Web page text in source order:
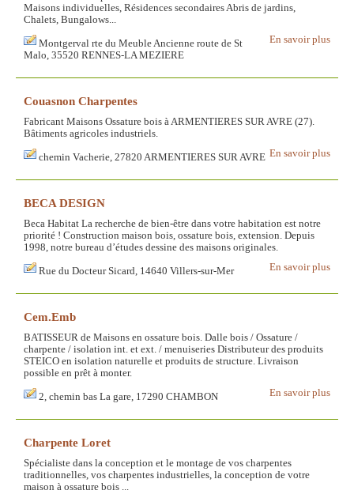
Maisons individuelles, Résidences secondaires Abris de jardins,
Chalets, Bungalows...
En savoir plus
Montgerval rte du Meuble Ancienne route de St
Malo, 35520 RENNES-LA MEZIERE
Couasnon Charpentes
Fabricant Maisons Ossature bois à ARMENTIERES SUR AVRE (27).
Bâtiments agricoles industriels.
En savoir plus
chemin Vacherie, 27820 ARMENTIERES SUR AVRE
BECA DESIGN
Beca Habitat La recherche de bien-être dans votre habitation est notre
priorité ! Construction maison bois, ossature bois, extension. Depuis
1998, notre bureau d’études dessine des maisons originales.
En savoir plus
Rue du Docteur Sicard, 14640 Villers-sur-Mer
Cem.Emb
BATISSEUR de Maisons en ossature bois. Dalle bois / Ossature /
charpente / isolation int. et ext. / menuiseries Distributeur des produits
STEICO en isolation naturelle et produits de structure. Livraison
possible en prêt à monter.
En savoir plus
2, chemin bas La gare, 17290 CHAMBON
Charpente Loret
Spécialiste dans la conception et le montage de vos charpentes
traditionnelles, vos charpentes industrielles, la conception de votre
maison à ossature bois ...